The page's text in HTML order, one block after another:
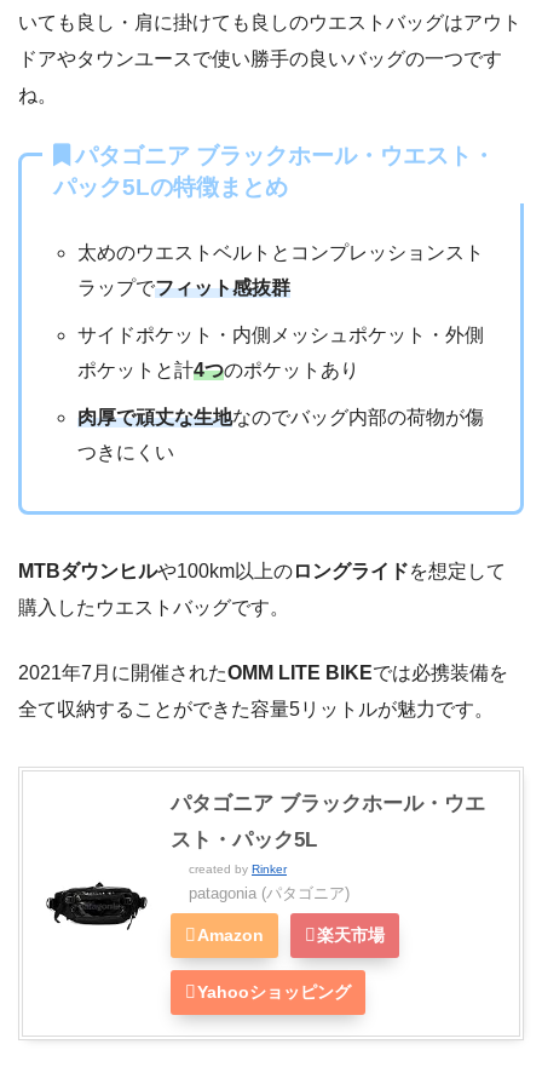
いても良し・肩に掛けても良しのウエストバッグはアウト
ドアやタウンユースで使い勝手の良いバッグの一つです
ね。
パタゴニア ブラックホール・ウエスト・
パック5Lの特徴まとめ
太めのウエストベルトとコンプレッションスト
ラップでフィット感抜群
サイドポケット・内側メッシュポケット・外側
ポケットと計4つのポケットあり
肉厚で頑丈な生地なのでバッグ内部の荷物が傷
つきにくい
MTBダウンヒルや100km以上のロングライドを想定して
購入したウエストバッグです。
2021年7月に開催されたOMM LITE BIKEでは必携装備を
全て収納することができた容量5リットルが魅力です。
パタゴニア ブラックホール・ウエ
スト・パック5L
created by Rinker
patagonia (パタゴニア)
Amazon 楽天市場
Yahooショッピング